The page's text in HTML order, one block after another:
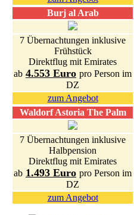
Burj al Arab
7 Übernachtungen inklusive
Frühstück
Direktflug mit Emirates
ab 4.553 Euro pro Person im
DZ
zum Angebot
Waldorf Astoria The Palm
7 Übernachtungen inklusive
Halbpension
Direktflug mit Emirates
ab 1.493 Euro pro Person im
DZ
zum Angebot